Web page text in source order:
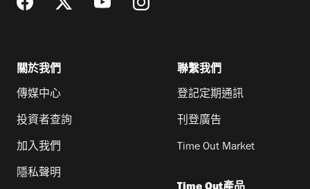
關於我們
傳媒中心
投資者查詢
加入我們
隱私聲明
聯繫我們
登記定期通訊
刊登廣告
Time Out Market